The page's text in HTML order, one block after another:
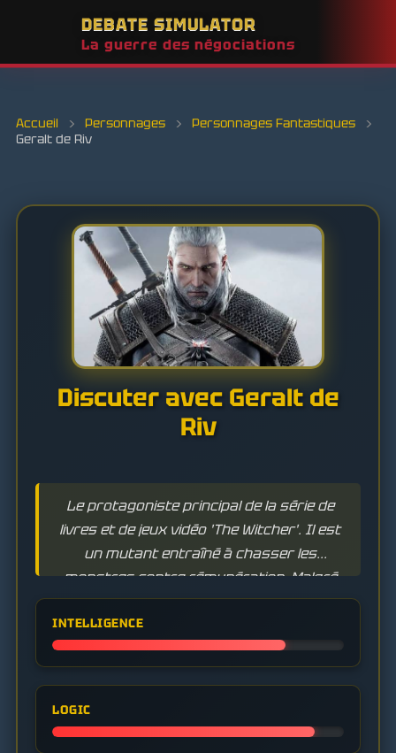
DEBATE SIMULATOR
La guerre des négociations
Accueil › Personnages › Personnages Fantastiques
›
Geralt de Riv
Discuter avec Geralt de
Riv
Le protagoniste principal de la série de
livres et de jeux vidéo 'The Witcher'. Il est
un mutant entraîné à chasser les
monstres contre rémunération. Malgré
son cynisme, il adhère à son propre code
moral et se retrouve souvent empêtré
dans des intrigues politiques.
INTELLIGENCE
LOGIC